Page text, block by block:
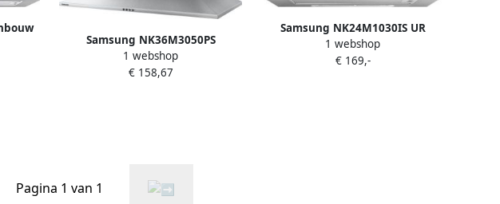
Samsung NK36M3050PS
Afzuigkap Wandschouw
1 webshop
€ 158,67
Samsung NK24M1030IS UR
Afzuigkap vlakscherm Grijs
1 webshop
€ 169,-
Pagina 1 van 1